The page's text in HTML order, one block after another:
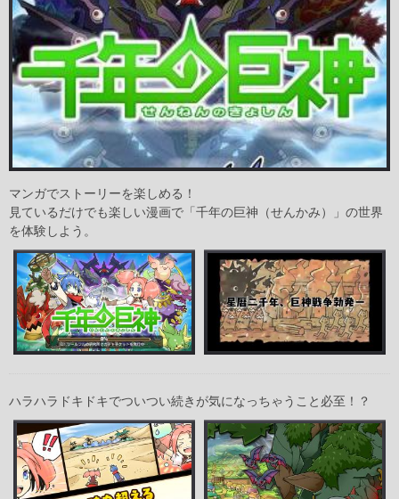
マンガでストーリーを楽しめる！
見ているだけでも楽しい漫画で「千年の巨神（せんかみ）」の世界
を体験しよう。
ハラハラドキドキでついつい続きが気になっちゃうこと必至！？